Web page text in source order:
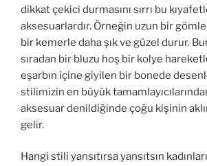
dikkat çekici durmasını sırrı bu
aksesuarlardır. Örneğin uzun bir
bir kemerle daha şık ve güzel durur.
sıradan bir bluzu hoş bir kolye
eşarbın içine giyilen bir bonede
stilimizin en büyük
aksesuar denildiğinde çoğu kişinin
gelir.
Hangi stili yansıtırsa yansıtsın